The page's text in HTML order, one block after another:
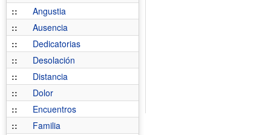
::
Angustia
::
Ausencia
::
Dedicatorias
::
Desolación
::
Distancia
::
Dolor
::
Encuentros
::
Familia